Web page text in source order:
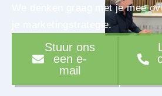
We denken graag met je mee
je marketingstrategie.
Stuur ons
een e-
mail